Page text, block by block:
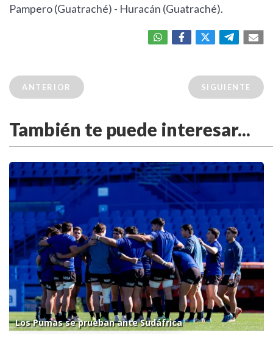
Pampero (Guatraché) - Huracán (Guatraché).
ANTERIOR SIGUIENTE
También te puede interesar...
Los Pumas se prueban ante Sudáfrica